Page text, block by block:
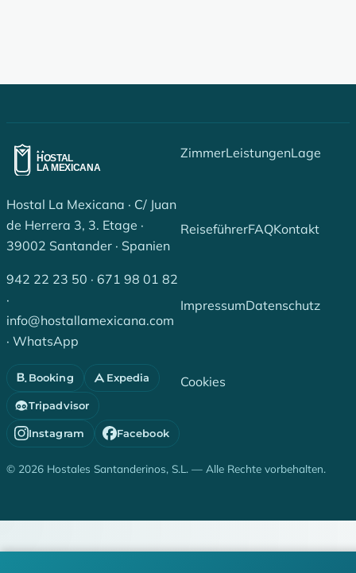
Hostal La Mexicana · C/ Juan
de Herrera 3, 3. Etage ·
39002 Santander · Spanien
942 22 23 50 · 671 98 01 82
·
info@hostallamexicana.com
· WhatsApp
Booking Expedia
Tripadvisor
Instagram Facebook
ZimmerLeistungenLage
ReiseführerFAQKontakt
ImpressumDatenschutz
Cookies
© 2026 Hostales Santanderinos, S.L. — Alle Rechte vorbehalten.